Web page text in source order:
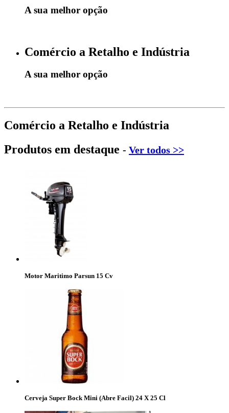
A sua melhor opção
Comércio a Retalho e Indústria
A sua melhor opção
Comércio a Retalho e Indústria
Produtos em destaque - Ver todos >>
Motor Maritimo Parsun 15 Cv
Cerveja Super Bock Mini (Abre Facil) 24 X 25 Cl